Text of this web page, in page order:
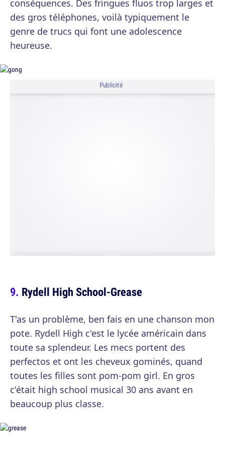
conséquences. Des fringues fluos trop larges et
des gros téléphones, voilà typiquement le
genre de trucs qui font une adolescence
heureuse.
Publicité
Rydell High School-Grease
T'as un problème, ben fais en une chanson mon
pote. Rydell High c'est le lycée américain dans
toute sa splendeur. Les mecs portent des
perfectos et ont les cheveux gominés, quand
toutes les filles sont pom-pom girl. En gros
c'était high school musical 30 ans avant en
beaucoup plus classe.